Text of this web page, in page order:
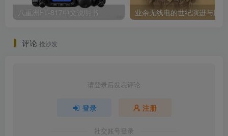
八重洲FT-817中文说明书
评论 抢沙发
请登录后发表评论
登录 注册
社交账号登录